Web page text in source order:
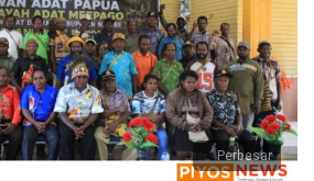
Perbesar